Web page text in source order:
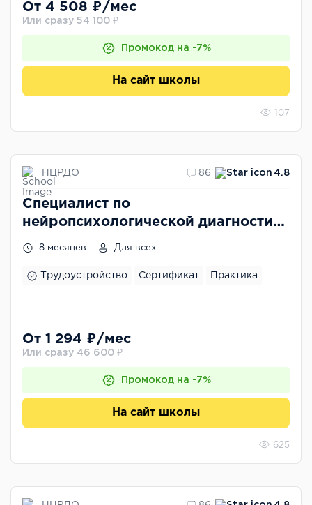
От 4 508 ₽/мес
Или сразу 54 100 ₽
Промокод на -7%
На сайт школы
107
НЦРДО 86 4.8
Специалист по
нейропсихологической диагностике
8 месяцев Для всех
Трудоустройство Сертификат Практика
От 1 294 ₽/мес
Или сразу 46 600 ₽
Промокод на -7%
На сайт школы
625